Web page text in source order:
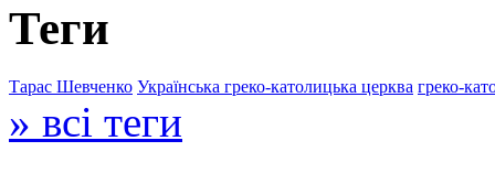
Теги
Тарас Шевченко Українська греко-католицька церква греко-
» всі теги